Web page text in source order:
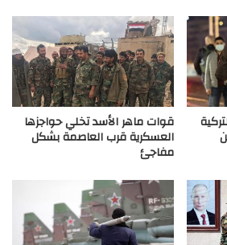
قوات ماهر الأسد تخلي حواجزها
العسكرية قرب العاصمة بشكل
مفاجئ